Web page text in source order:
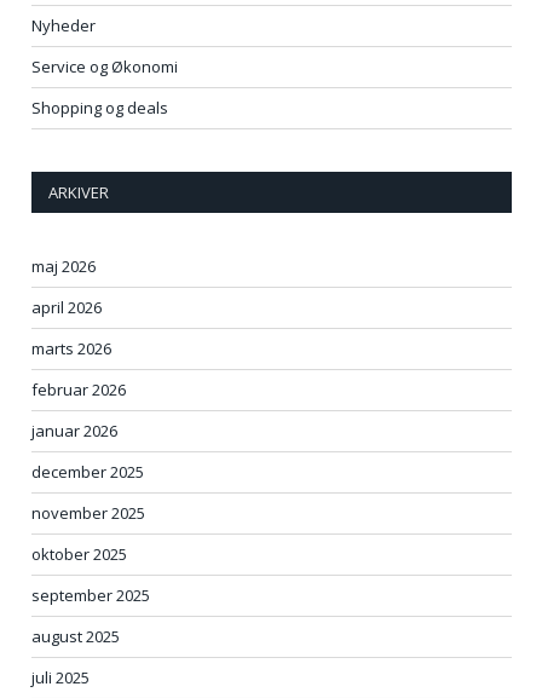
Nyheder
Service og Økonomi
Shopping og deals
ARKIVER
maj 2026
april 2026
marts 2026
februar 2026
januar 2026
december 2025
november 2025
oktober 2025
september 2025
august 2025
juli 2025